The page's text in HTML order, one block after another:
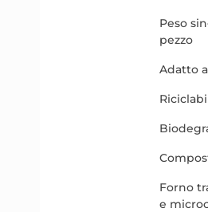
Peso
pezzo
Adatto
Forno
e